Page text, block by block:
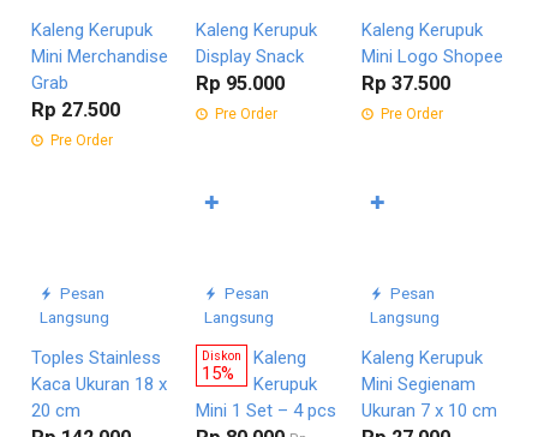
Kaleng Kerupuk
Mini Merchandise
Grab
Rp 27.500
Pre Order
Kaleng Kerupuk
Display Snack
Rp 95.000
Pre Order
Kaleng Kerupuk
Mini Logo Shopee
Rp 37.500
Pre Order
Pesan
Langsung
Toples Stainless
Kaca Ukuran 18 x
20 cm
Pesan
Langsung
Diskon
15%
Kaleng
Kerupuk
Mini 1 Set – 4 pcs
✚
Pesan
Langsung
Kaleng Kerupuk
Mini Segienam
Ukuran 7 x 10 cm
✚